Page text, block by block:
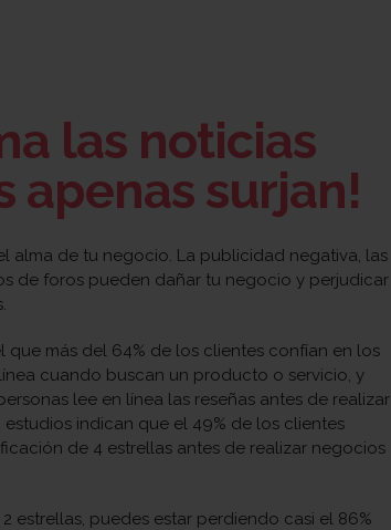
las noticias
apenas surjan!
alma de tu negocio. La publicidad negativa, las
de foros pueden dañar tu negocio y perjudicar
que más del 64% de los clientes confían en los
cuando buscan un producto o servicio, y
lee en línea las reseñas antes de realizar
indican que el 49% de los clientes
de 4 estrellas antes de realizar negocios
estrellas, puedes estar perdiendo casi el 86%